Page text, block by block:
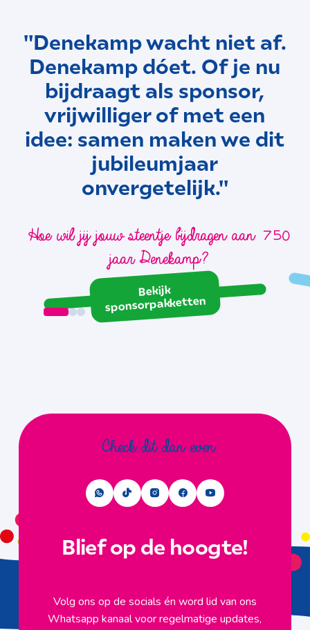
"Denekamp wacht niet af.
Denekamp dóet. Of je nu
bijdraagt als sponsor,
vrijwilliger of met een
idee: samen maken we dit
jubileumjaar
onvergetelijk."
Hoe wil jij jouw steentje bijdragen aan 750
jaar Denekamp?
Bekijk
sponsorpakketten
Check dit dan even
Blief op de hoogte!
Volg ons op de socials én word lid van ons
Whatsapp kanaal voor regelmatige updates,